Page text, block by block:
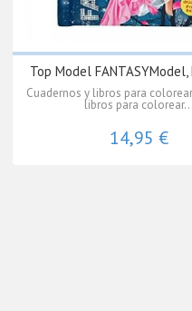
Top Model FANTASYModel,
Cuadernos y libros para
libros para colorear...
14,95 €